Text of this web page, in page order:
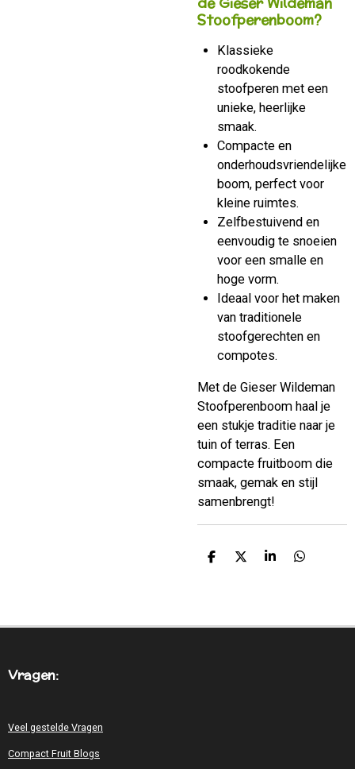
Stoofperenboom?
Klassieke
roodkokende
stoofperen met een
unieke, heerlijke
smaak.
Compacte en
onderhoudsvriendelijke
boom, perfect voor
kleine ruimtes.
Zelfbestuivend en
eenvoudig te snoeien
voor een smalle en
hoge vorm.
Ideaal voor het maken
van traditionele
stoofgerechten en
compotes.
Met de Gieser Wildeman
Stoofperenboom haal je
een stukje traditie naar je
tuin of terras. Een
compacte fruitboom die
smaak, gemak en stijl
samenbrengt!
D
D
S
D
Vragen:
Veel gestelde Vragen
Compact Fruit Blogs